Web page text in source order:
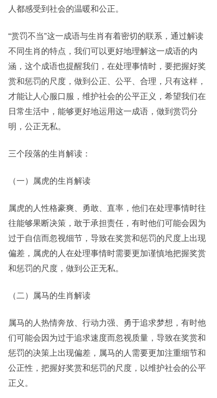
人都感受到社会的温暖和公正。
“赏罚不当”这一成语与生肖有着密切的联系，通过解读
不同生肖的特点，我们可以更好地理解这一成语的内
涵，这个成语也提醒我们，在处理事情时，要把握好奖
赏和惩罚的尺度，做到公正、公平、合理，只有这样，
才能让人心服口服，维护社会的公平正义，希望我们在
日常生活中，能够更好地运用这一成语，做到赏罚分
明，公正无私。
三个段落的生肖解读：
（一）属虎的生肖解读
属虎的人性格豪爽、勇敢、直率，他们在处理事情时往
往能够果断决策，敢于承担责任，有时他们可能会因为
过于自信而忽视细节，导致在奖赏和惩罚的尺度上出现
偏差，属虎的人在处理事情时需要更加谨慎地把握奖赏
和惩罚的尺度，做到公正无私。
（二）属马的生肖解读
属马的人热情奔放、行动力强、勇于追求梦想，有时他
们可能会因为过于追求速度而忽视质量，导致在奖赏和
惩罚的决策上出现偏差，属马的人需要更加注重细节和
公正性，把握好奖赏和惩罚的尺度，以维护社会的公平
正义。